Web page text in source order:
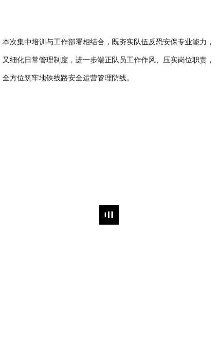
本次集中培训与工作部署相结合，既夯实队伍反恐安保专业能力，
又细化日常管理制度，进一步端正队员工作作风、压实岗位职责，
全方位筑牢地铁线路安全运营管理防线。